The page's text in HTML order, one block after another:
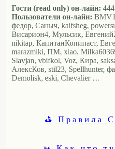
Гости (read only) он-лайн: 444
Пользователи он-лайн:
федор, Саныч, kaifsheg,
Висариoн4, Мульсик,
nikitap, КапитанКопипаст,
marazmiki, ПМ, xiao,
Slavjan, vbifkol, Voz, Кира,
АлексКов, stil23, Spellhunter,
Demolisk, eski, Chevalier …
⛳ Правила